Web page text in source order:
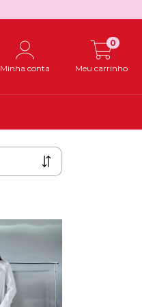
Minha conta Meu carrinho
0